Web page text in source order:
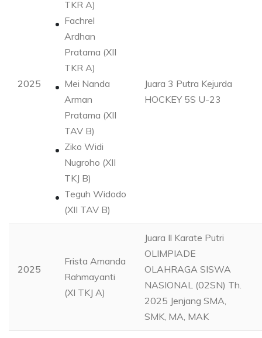
2025
TKR A)
Fachrel
Ardhan
Pratama (XII
TKR A)
Mei Nanda
Arman
Pratama (XII
TAV B)
Ziko Widi
Nugroho (XII
TKJ B)
Teguh Widodo
(XII TAV B)
Juara 3 Putra Kejurda
HOCKEY 5S U-23
2025
Frista Amanda
Rahmayanti
(XI TKJ A)
Juara Il Karate Putri
OLIMPIADE
OLAHRAGA SISWA
NASIONAL (02SN) Th.
2025 Jenjang SMA,
SMK, MA, MAK